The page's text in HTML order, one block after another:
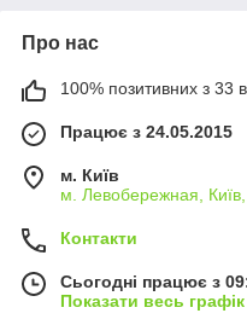
Про нас
100% позитивних з 33
Працює з 24.05.2015
м. Київ
м. Левобережная, Київ,
Контакти
Сьогодні працює з
Показати весь